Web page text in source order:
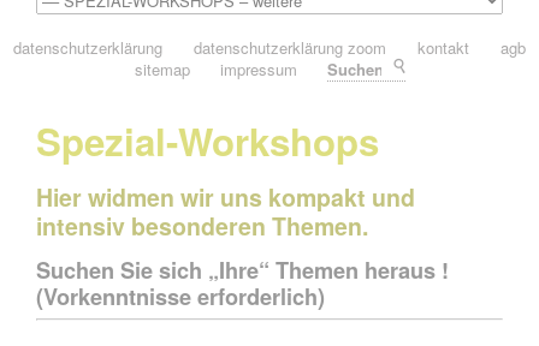
datenschutzerklärung datenschutzerklärung zoom kontakt
agb
sitemap
impressum
Spezial-Workshops
Hier widmen wir uns kompakt und
intensiv besonderen Themen.
Suchen Sie sich „Ihre“ Themen heraus !
(Vorkenntnisse erforderlich)